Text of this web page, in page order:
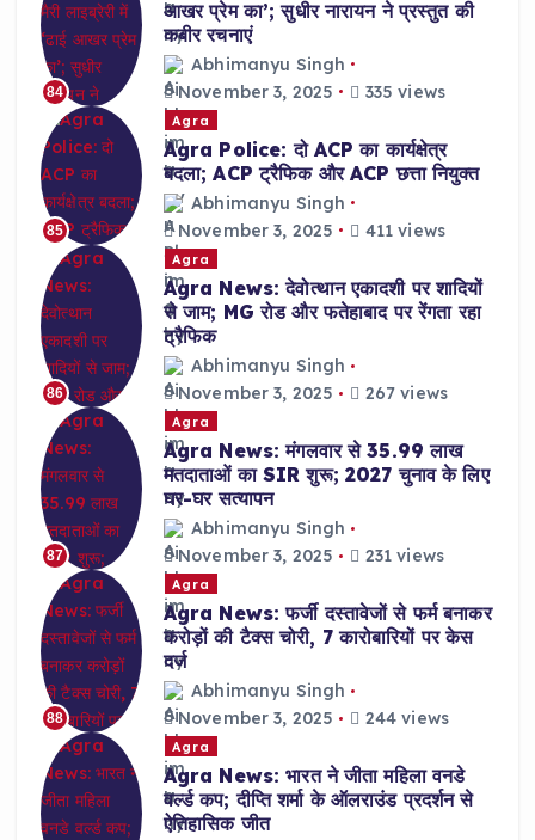
84
आखर प्रेम का’; सुधीर नारायन ने प्रस्तुत की
कबीर रचनाएं
Abhimanyu Singh
November 3, 2025
335 views
85
Agra
Agra Police: दो ACP का कार्यक्षेत्र
बदला; ACP ट्रैफिक और ACP छत्ता नियुक्त
Abhimanyu Singh
November 3, 2025
411 views
86
Agra
Agra News: देवोत्थान एकादशी पर शादियों
से जाम; MG रोड और फतेहाबाद पर रेंगता रहा
ट्रैफिक
Abhimanyu Singh
November 3, 2025
267 views
87
Agra
Agra News: मंगलवार से 35.99 लाख
मतदाताओं का SIR शुरू; 2027 चुनाव के लिए
घर-घर सत्यापन
Abhimanyu Singh
November 3, 2025
231 views
88
Agra
Agra News: फर्जी दस्तावेजों से फर्म बनाकर
करोड़ों की टैक्स चोरी, 7 कारोबारियों पर केस
दर्ज
Abhimanyu Singh
November 3, 2025
244 views
Agra
Agra News: भारत ने जीता महिला वनडे
वर्ल्ड कप; दीप्ति शर्मा के ऑलराउंड प्रदर्शन से
ऐतिहासिक जीत